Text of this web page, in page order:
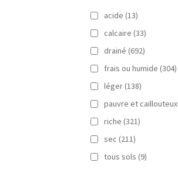
acide (13)
calcaire (33)
drainé (692)
frais ou humide (304)
léger (138)
pauvre et caillouteux
riche (321)
sec (211)
tous sols (9)